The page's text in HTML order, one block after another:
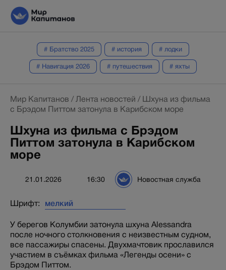
# Братство 2025 # история # лодки
# Навигация 2026 # путешествия # яхты
Мир Капитанов / Лента новостей / Шхуна из фильма
с Брэдом Питтом затонула в Карибском море
Шхуна из фильма с Брэдом
Питтом затонула в Карибском
море
21.01.2026 16:30 Новостная служба
Шрифт:
У берегов Колумбии затонула шхуна Alessandra
после ночного столкновения с неизвестным судном,
все пассажиры спасены. Двухмачтовик прославился
участием в съёмках фильма «Легенды осени» с
Брэдом Питтом.